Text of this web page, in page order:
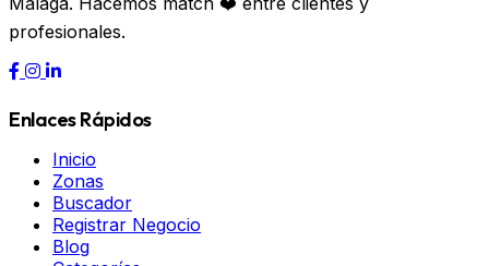
profesionales.
Enlaces Rápidos
Inicio
Zonas
Buscador
Registrar Negocio
Blog